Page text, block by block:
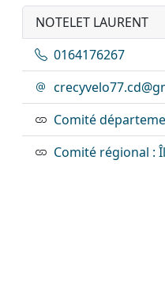
NOTELET LAURENT
0164176267
Comité
Comité régional :